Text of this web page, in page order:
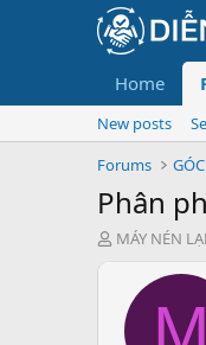
Home
New posts
Forums
Phân
T
MÁY NÉN